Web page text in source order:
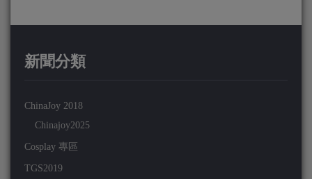
新聞分類
ChinaJoy 2018
Chinajoy2025
Cosplay 專區
TGS2019